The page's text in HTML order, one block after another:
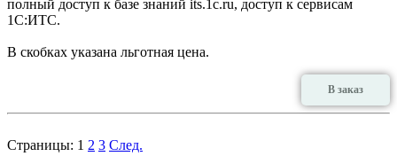
полный доступ к базе знаний its.1c.ru, доступ к сервисам
1С:ИТС.
В скобках указана льготная цена.
В заказ
Страницы: 1 2 3 След.